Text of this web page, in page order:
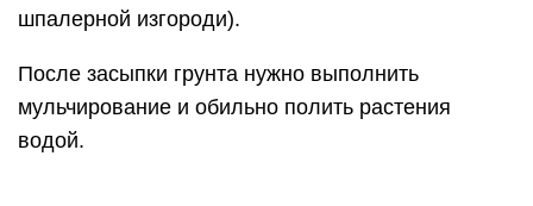
шпалерной изгороди).
После засыпки грунта нужно выполнить
мульчирование и обильно полить растения
водой.